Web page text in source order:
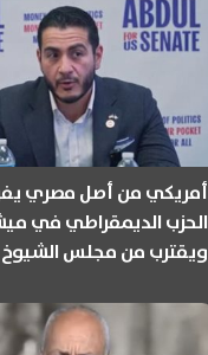
أمريكي من أصل مصري
الحزب الديمقراطي في
ويقترب من مجلس الشيوخ